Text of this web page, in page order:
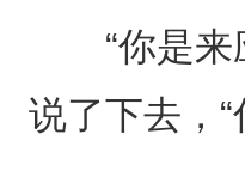
“你是来应
说了下去，